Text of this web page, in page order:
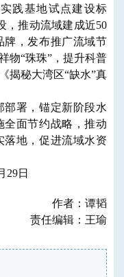
践基地试点建设标
，推动流域建成近50
牌，发布推广流域节
物“珠珠”，提升科普
揭秘大湾区“缺水”真
部署，锚定新阶段水
全面节约战略，推动
落地，促进流域水资
29日
作者：谭韬
责任编辑：王瑜